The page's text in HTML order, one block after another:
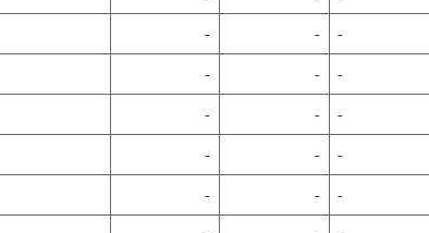
- - -
- - -
- - -
- - -
- - -